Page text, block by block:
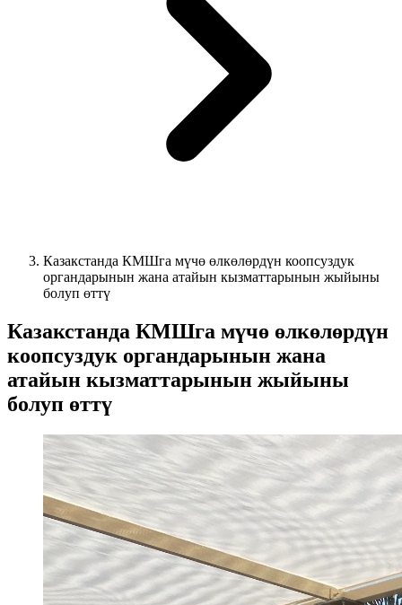
Казакстанда КМШга мүчө өлкөлөрдүн коопсуздук
органдарынын жана атайын кызматтарынын жыйыны
болуп өттү
Казакстанда КМШга мүчө өлкөлөрдүн
коопсуздук органдарынын жана
атайын кызматтарынын жыйыны
болуп өттү